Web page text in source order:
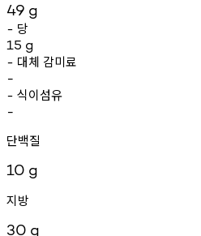
49 g
- 당
15 g
- 대체 감미료
-
- 식이섬유
-
단백질
10 g
지방
30 g